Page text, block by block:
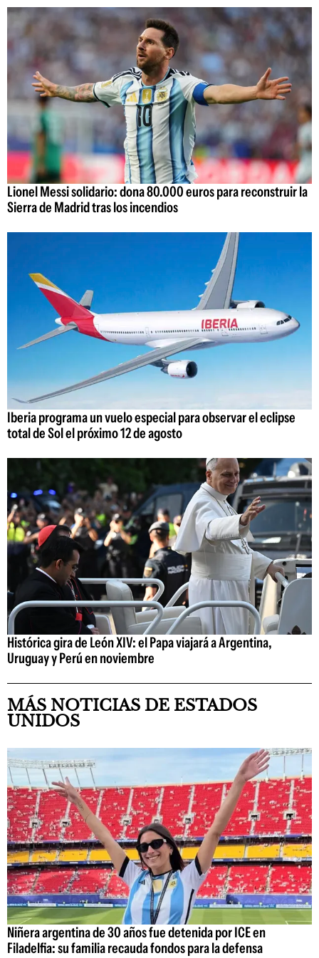
Lionel Messi solidario: dona 80.000 euros para reconstruir la
Sierra de Madrid tras los incendios
Iberia programa un vuelo especial para observar el eclipse
total de Sol el próximo 12 de agosto
Histórica gira de León XIV: el Papa viajará a Argentina,
Uruguay y Perú en noviembre
MÁS NOTICIAS DE ESTADOS
UNIDOS
Niñera argentina de 30 años fue detenida por ICE en
Filadelfia: su familia recauda fondos para la defensa